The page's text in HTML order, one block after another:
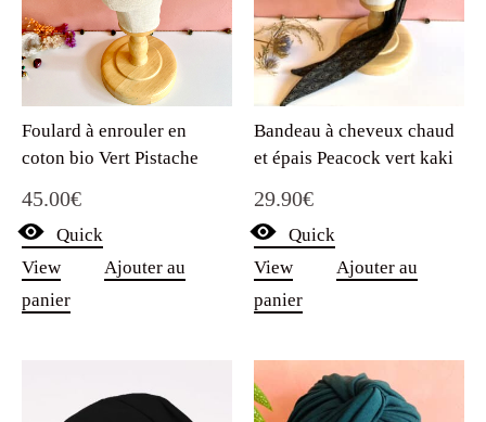
Foulard à enrouler en
coton bio Vert Pistache
45.00€
Quick
View
Ajouter au
panier
Bandeau à cheveux chaud
et épais Peacock vert kaki
29.90€
Quick
View
Ajouter au
panier